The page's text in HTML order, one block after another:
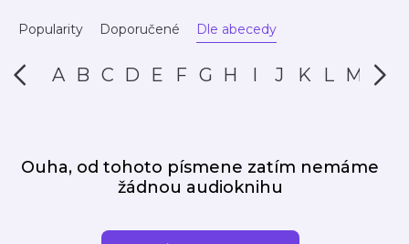
Popularity Doporučené Dle abecedy
A B C D E F G H I J K L M N
Ouha, od tohoto písmene zatím nemáme
žádnou audioknihu